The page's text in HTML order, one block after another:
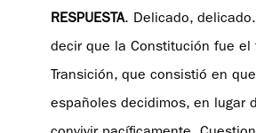
RESPUESTA. Delicado,
decir que la Constitución fue el
Transición, que consistió en
españoles decidimos, en lugar